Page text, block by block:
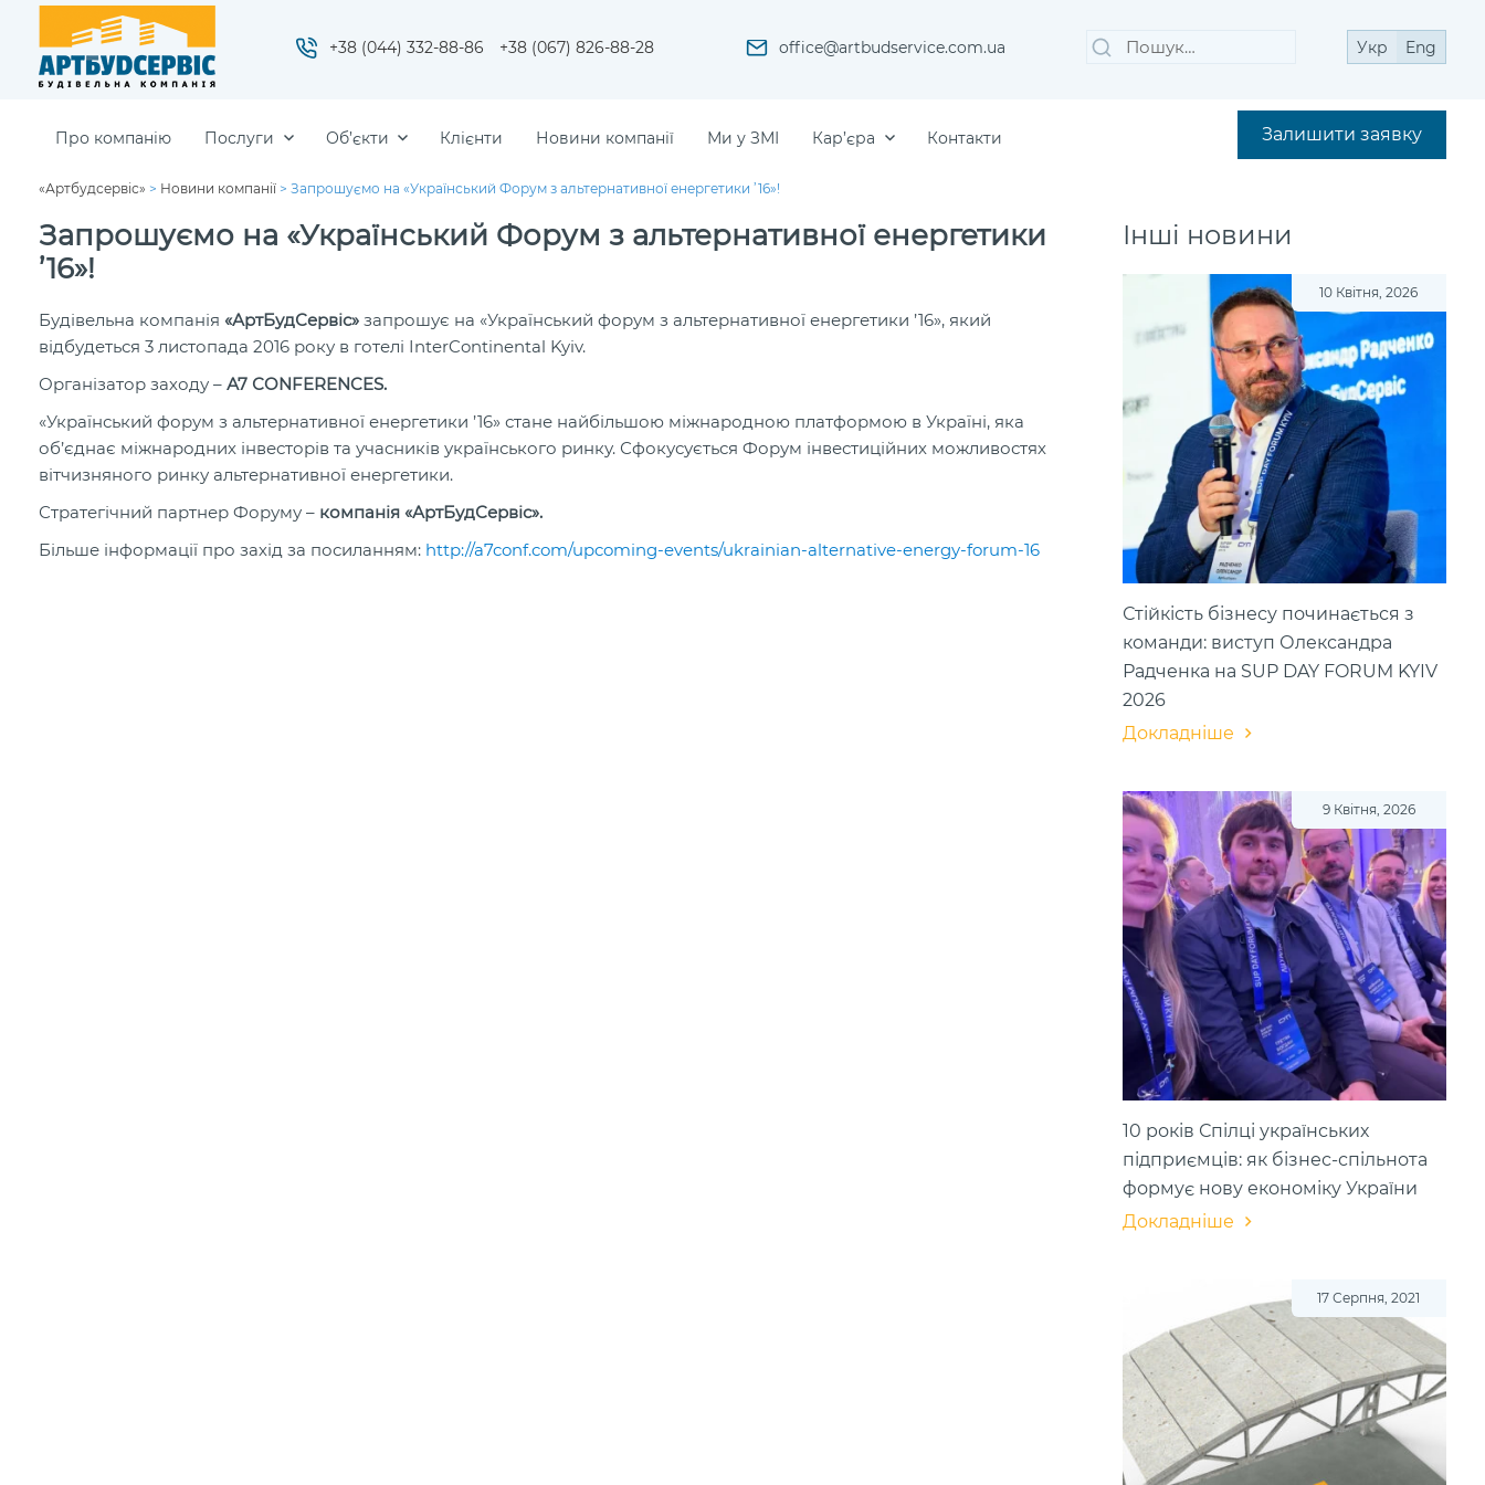
+38 (044) 332-88-86 +38 (067) 826-88-28 office@artbudservice.com.ua
ПошукШукати Укр Eng
Про компанію Послуги Об’єкти Клієнти Новини компанії Ми у ЗМІ Кар’єра Контакти Залишити заявку
«Артбудсервіс» > Новини компанії > Запрошуємо на «Український Форум з альтернативної енергетики ’16»!
Запрошуємо на «Український Форум з альтернативної енергетики
’16»!
Будівельна компанія «АртБудСервіс» запрошує на «Український форум з альтернативної енергетики ’16», який
відбудеться 3 листопада 2016 року в готелі InterContinental Kyiv.
Організатор заходу – А7 СONFERENCES.
«Український форум з альтернативної енергетики ’16» стане найбільшою міжнародною платформою в Україні, яка
об’єднає міжнародних інвесторів та учасників українського ринку. Сфокусується Форум інвестиційних можливостях
вітчизняного ринку альтернативної енергетики.
Стратегічний партнер Форуму – компанія «АртБудСервіс».
Більше інформації про захід за посиланням: http://a7conf.com/upcoming-events/ukrainian-alternative-energy-forum-16
Інші новини
10 Квітня, 2026
Стійкість бізнесу починається з
команди: виступ Олександра
Радченка на SUP DAY FORUM KYIV
2026
Докладніше
9 Квітня, 2026
10 років Спілці українських
підприємців: як бізнес-спільнота
формує нову економіку України
Докладніше
17 Серпня, 2021